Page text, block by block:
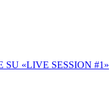
«LIVE SESSION #1»